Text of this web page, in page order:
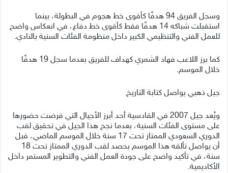
وسجل الفريق 94 هدفًا كأقوى خط هجوم في البطولة، بينما
استقبلت شباكه 14 هدفًا فقط كأقوى خط دفاع، في انعكاس واضح
للعمل الفني والتنظيمي الكبير داخل منظومة الفئات السنية بالنادي.
كما برز اللاعب فهاد الشمري كهداف للفريق بعدما سجل 19 هدفًا
خلال الموسم.
جيل ذهبي يواصل كتابة التاريخ
ويُعد جيل 2007 في القادسية أحد أبرز الأجيال التي فرضت حضورها
على مستوى الفئات السنية، بعدما نجح هذا الجيل في تحقيق لقب
الدوري السعودي الممتاز تحت 17 سنة خلال الموسم الماضي، قبل
أن يواصل تألقه هذا الموسم بحصد لقب الدوري الممتاز تحت 18
سنة، في تأكيد واضح على جودة العمل الفني والتطوير المستمر داخل
الأكاديمية.